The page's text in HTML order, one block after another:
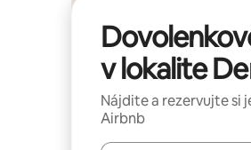
v lokalite
Nájdite a rezervujte si
Airbnb